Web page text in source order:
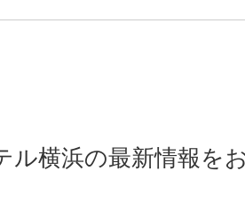
ル横浜の最新情報を